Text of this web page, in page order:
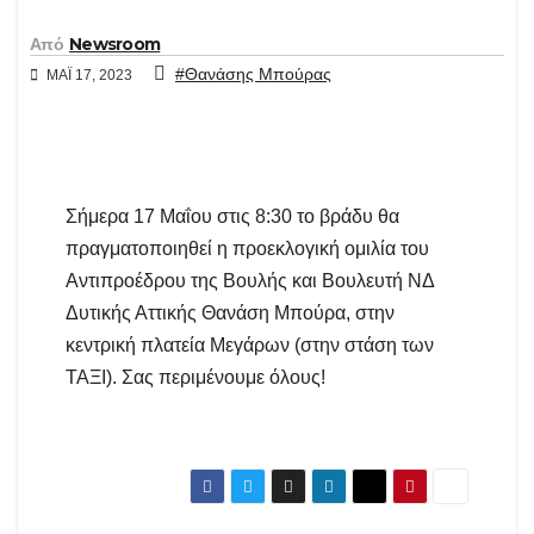
Από Newsroom
ΜΆΙ 17, 2023 #Θανάσης Μπούρας
Σήμερα 17 Μαΐου στις 8:30 το βράδυ θα
πραγματοποιηθεί η προεκλογική ομιλία του
Αντιπροέδρου της Βουλής και Βουλευτή ΝΔ
Δυτικής Αττικής Θανάση Μπούρα, στην
κεντρική πλατεία Μεγάρων (στην στάση των
ΤΑΞΙ). Σας περιμένουμε όλους!